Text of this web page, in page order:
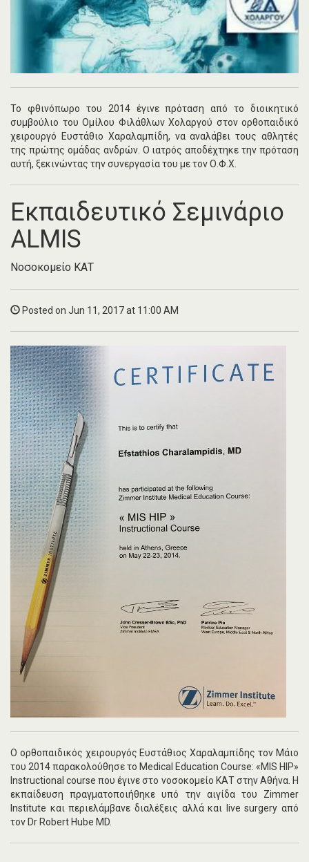
Το φθινόπωρο του 2014 έγινε πρόταση από το διοικητικό
συμβούλιο του Ομίλου Φιλάθλων Χολαργού στον ορθοπαιδικό
χειρουργό Ευστάθιο Χαραλαμπίδη, να αναλάβει τους αθλητές
της πρώτης ομάδας ανδρών. Ο ιατρός αποδέχτηκε την πρόταση
αυτή, ξεκινώντας την συνεργασία του με τον Ο.Φ.Χ.
Εκπαιδευτικό Σεμινάριο
ALMIS
Νοσοκομείο ΚΑΤ
Posted on Jun 11, 2017 at 11:00 AM
Ο ορθοπαιδικός χειρουργός Ευστάθιος Χαραλαμπίδης τον Μάιο
του 2014 παρακολούθησε το Medical Education Course: «MIS HIP»
Instructional course που έγινε στο νοσοκομείο ΚΑΤ στην Αθήνα. Η
εκπαίδευση πραγματοποιήθηκε υπό την αιγίδα του Zimmer
Institute και περιελάμβανε διαλέξεις αλλά και live surgery από
τον Dr Robert Hube MD.